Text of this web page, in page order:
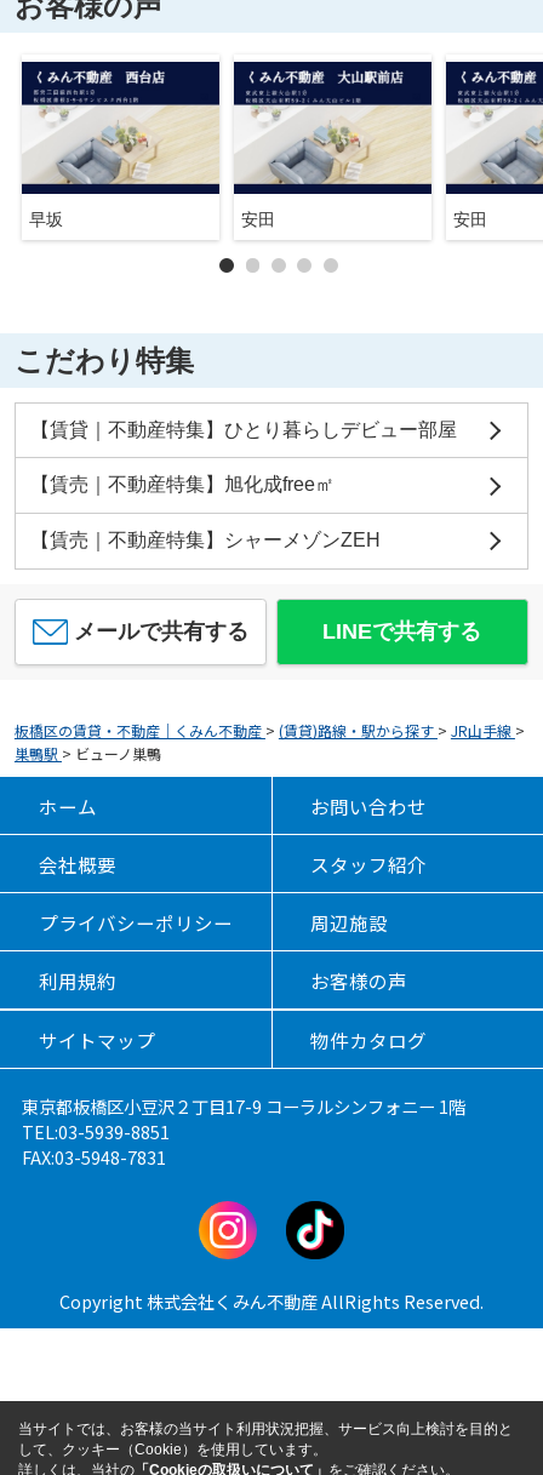
早坂 安田 安田
こだわり特集
【賃貸｜不動産特集】ひとり暮らしデビュー部屋
【賃売｜不動産特集】旭化成free㎡
【賃売｜不動産特集】シャーメゾンZEH
メールで共有する LINEで共有する
板橋区の賃貸・不動産｜くみん不動産 > (賃貸)路線・駅から探す > JR山手線 >
巣鴨駅 > ビューノ巣鴨
ホーム お問い合わせ
会社概要 スタッフ紹介
プライバシーポリシー 周辺施設
利用規約 お客様の声
サイトマップ 物件カタログ
東京都板橋区小豆沢２丁目17-9 コーラルシンフォニー 1階
TEL:03-5939-8851
FAX:03-5948-7831
Copyright 株式会社くみん不動産 AllRights Reserved.
当サイトでは、お客様の当サイト利用状況把握、サービス向上検討を目的と
して、クッキー（Cookie）を使用しています。
詳しくは、当社の 「Cookieの取扱いについて」 をご確認ください。